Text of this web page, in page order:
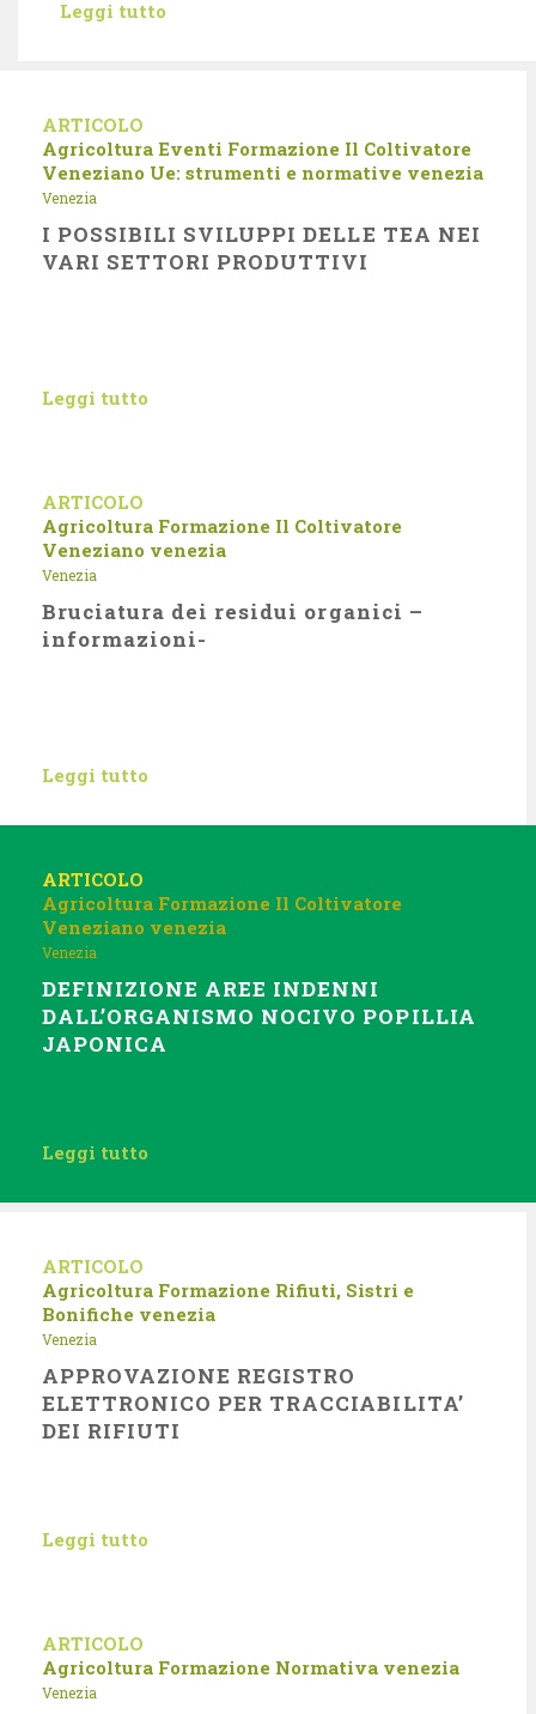
Leggi tutto
ARTICOLO
Agricoltura Eventi Formazione Il Coltivatore
Veneziano Ue: strumenti e normative venezia
Venezia
I POSSIBILI SVILUPPI DELLE TEA NEI
VARI SETTORI PRODUTTIVI
Leggi tutto
ARTICOLO
Agricoltura Formazione Il Coltivatore
Veneziano venezia
Venezia
Bruciatura dei residui organici –
informazioni-
Leggi tutto
ARTICOLO
Agricoltura Formazione Il Coltivatore
Veneziano venezia
Venezia
DEFINIZIONE AREE INDENNI
DALL’ORGANISMO NOCIVO POPILLIA
JAPONICA
Leggi tutto
ARTICOLO
Agricoltura Formazione Rifiuti, Sistri e
Bonifiche venezia
Venezia
APPROVAZIONE REGISTRO
ELETTRONICO PER TRACCIABILITA’
DEI RIFIUTI
Leggi tutto
ARTICOLO
Agricoltura Formazione Normativa venezia
Venezia